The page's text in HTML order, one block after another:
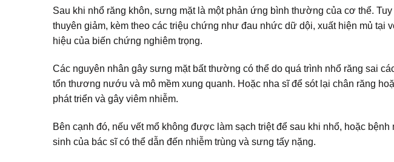
Sau khi nhổ răng khôn, sưng mặt là một phản ứng bình thường của cơ thể.
thuyên giảm, kèm theo các triệu chứng như đau nhức dữ dội, xuất hiện mủ tại
hiệu của biến chứng nghiêm trọng.
Các nguyên nhân gây sưng mặt bất thường có thể do quá trình nhổ răng sai
tổn thương nướu và mô mềm xung quanh. Hoặc nha sĩ để sót lại chân răng
phát triển và gây viêm nhiễm.
Bên cạnh đó, nếu vết mổ không được làm sạch triệt để sau khi nhổ, hoặc
sinh của bác sĩ có thể dẫn đến nhiễm trùng và sưng tấy nặng.